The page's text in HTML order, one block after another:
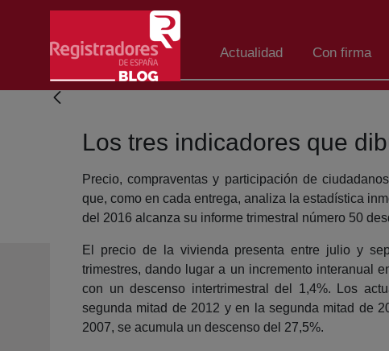
Skip to Main Content
Actualidad Con firma
Los tres indicadores que
Precio, compraventas y participación de
que, como en cada entrega, analiza la estadística
del 2016 alcanza su informe trimestral número 50
El precio de la vivienda presenta entre julio y
trimestres, dando lugar a un incremento interanual
con un descenso intertrimestral del 1,4%. Los
segunda mitad de 2012 y en la segunda mitad de
2007, se acumula un descenso del 27,5%.